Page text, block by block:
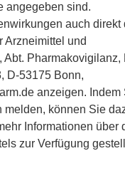
angegeben sind.
auch direkt
Arzneimittel und
Abt. Pharmakovigilanz,
D-53175 Bonn,
anzeigen. Indem
melden, können Sie
Informationen über
zur Verfügung